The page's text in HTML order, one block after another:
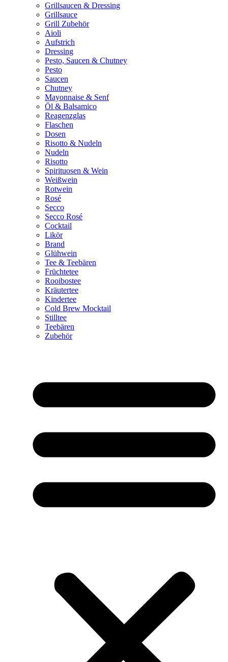
Grillsaucen & Dressing
Grillsauce
Grill Zubehör
Aioli
Aufstrich
Dressing
Pesto, Saucen & Chutney
Pesto
Saucen
Chutney
Mayonnaise & Senf
Öl & Balsamico
Reagenzglas
Flaschen
Dosen
Risotto & Nudeln
Nudeln
Risotto
Spirituosen & Wein
Weißwein
Rotwein
Rosé
Secco
Secco Rosé
Cocktail
Likör
Brand
Glühwein
Tee & Teebären
Früchtetee
Rooibostee
Kräutertee
Kindertee
Cold Brew Mocktail
Stilltee
Teebären
Zubehör